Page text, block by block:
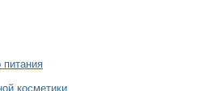
питания
косметики